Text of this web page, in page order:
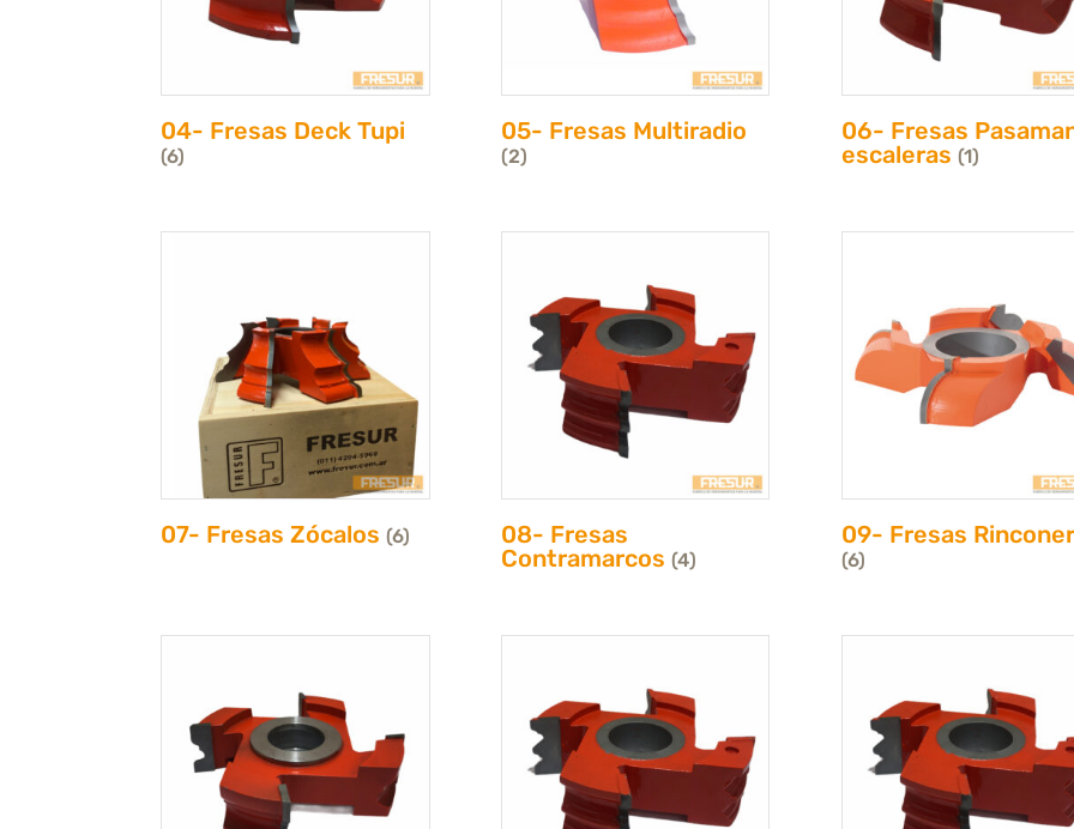
04- Fresas Deck Tupi
(6)
05- Fresas Multiradio
(2)
06- Fresas
escaleras (1)
07- Fresas Zócalos(6)
08- Fresas
Contramarcos (4)
09- Fresas
(6)